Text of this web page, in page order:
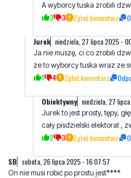
A wyborcy tuska zrobili
3 3 Zgłoś komentarz
Jurek niedziela, 27 lipca 2025 -
Ja nie muszę, ci co zrobili
ze to wyborcy tuska wraz ze
1 4 Zgłoś komentarz
Obiektywny niedziela, 27
Jurek to jest prosty, tępy,
cały pisdzielski elektorat ,
2 3 Zgłoś komentarz
SB sobota, 26 lipca 2025 - 16:07:57
On nie musi robić po prostu jest****